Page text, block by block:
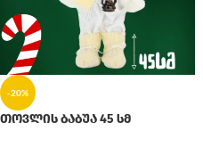
-20%
თოვლის ბაბუა 45 სმ